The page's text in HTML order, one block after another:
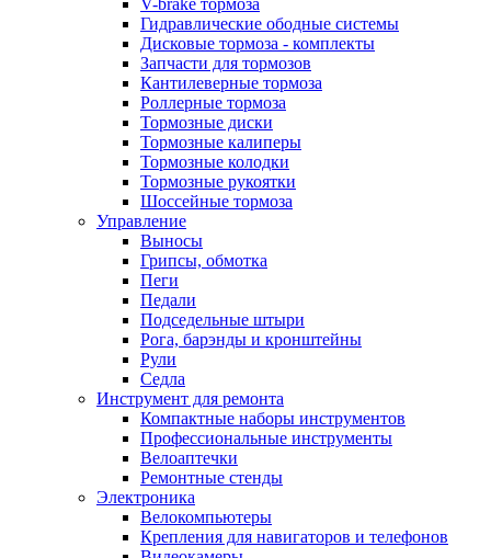
Гидравлические ободные системы
Дисковые тормоза - комплекты
Запчасти для тормозов
Кантилеверные тормоза
Роллерные тормоза
Тормозные диски
Тормозные калиперы
Тормозные колодки
Тормозные рукоятки
Шоссейные тормоза
Управление
Выносы
Грипсы, обмотка
Пеги
Педали
Подседельные штыри
Рога, барэнды и кронштейны
Рули
Седла
Инструмент для ремонта
Компактные наборы инструментов
Профессиональные инструменты
Велоаптечки
Ремонтные стенды
Электроника
Велокомпьютеры
Крепления для навигаторов и телефонов